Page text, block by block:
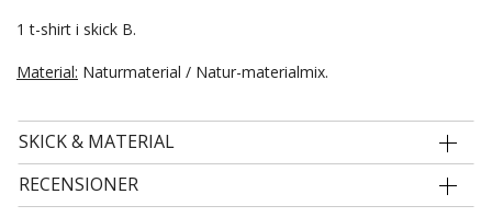
1 t-shirt i skick B.
Material: Naturmaterial / Natur-materialmix.
SKICK & MATERIAL
RECENSIONER